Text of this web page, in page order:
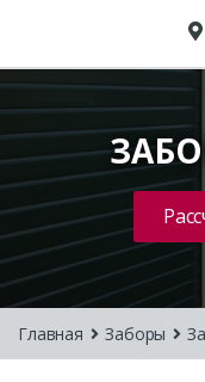
Главная Заборы